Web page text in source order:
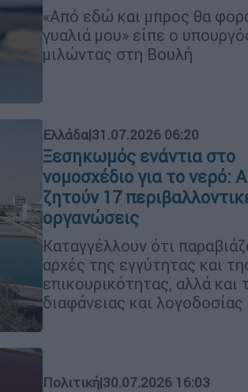
«Από εδώ και μπρος θα
γυαλιά μου» είπε ο
μιλώντας στη Βουλή
Ελλάδα|31.07.2026 06:20
Ξεσηκωμός ενάντια στο
νομοσχέδιο για το νερό:
ζητούν 17
οργανώσεις
Καταγγέλλουν ότι
αρχές της εγγύτητας και
επικουρικότητας, αλλά και
διαφάνειας και λογοδοσίας
Πολιτική|30.07.2026 16:03